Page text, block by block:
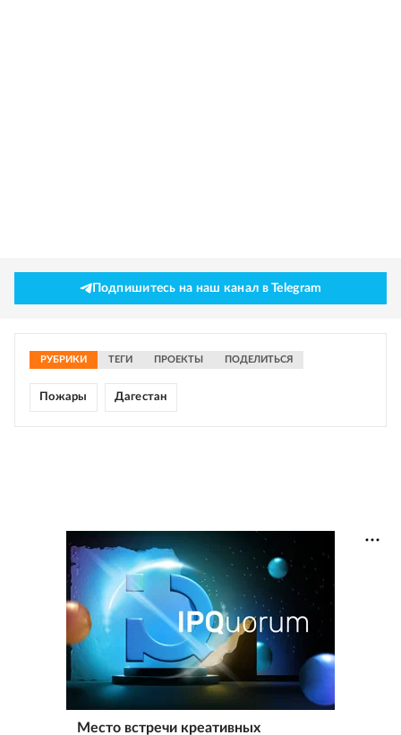
Подпишитесь на наш канал в Telegram
РУБРИКИ ТЕГИ ПРОЕКТЫ ПОДЕЛИТЬСЯ
Пожары Дагестан
Место встречи креативных